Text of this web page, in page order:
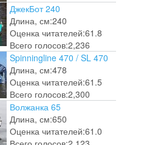
ДжекБот 240
Длина, см:240
Оценка читателей:61.8
Всего голосов:2,236
Spinningline 470 / SL 470
Длина, см:478
Оценка читателей:61.5
Всего голосов:2,300
Волжанка 65
Длина, см:650
Оценка читателей:61.0